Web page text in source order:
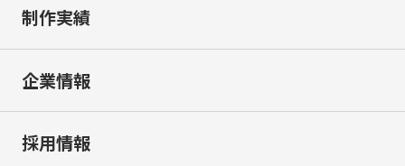
制作実績
企業情報
採用情報